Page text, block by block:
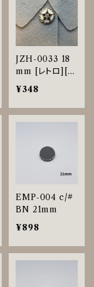
JZH-0033 18
mm [レトロ][高
級感][花型]
¥348
EMP-004 c/#
BN 21mm
¥898